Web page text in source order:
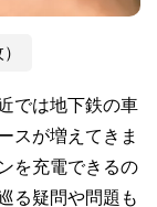
では地下鉄の車
スが増えてきま
を充電できるの
る疑問や問題も